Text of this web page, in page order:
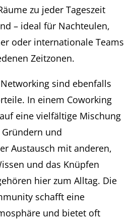
zu jeder Tageszeit
– ideal für Nachteulen,
oder internationale Teams
Zeitzonen.
sind ebenfalls
In einem Coworking
eine vielfältige Mischung
und
Austausch mit anderen,
und das Knüpfen
hier zum Alltag. Die
schafft eine
und bietet oft